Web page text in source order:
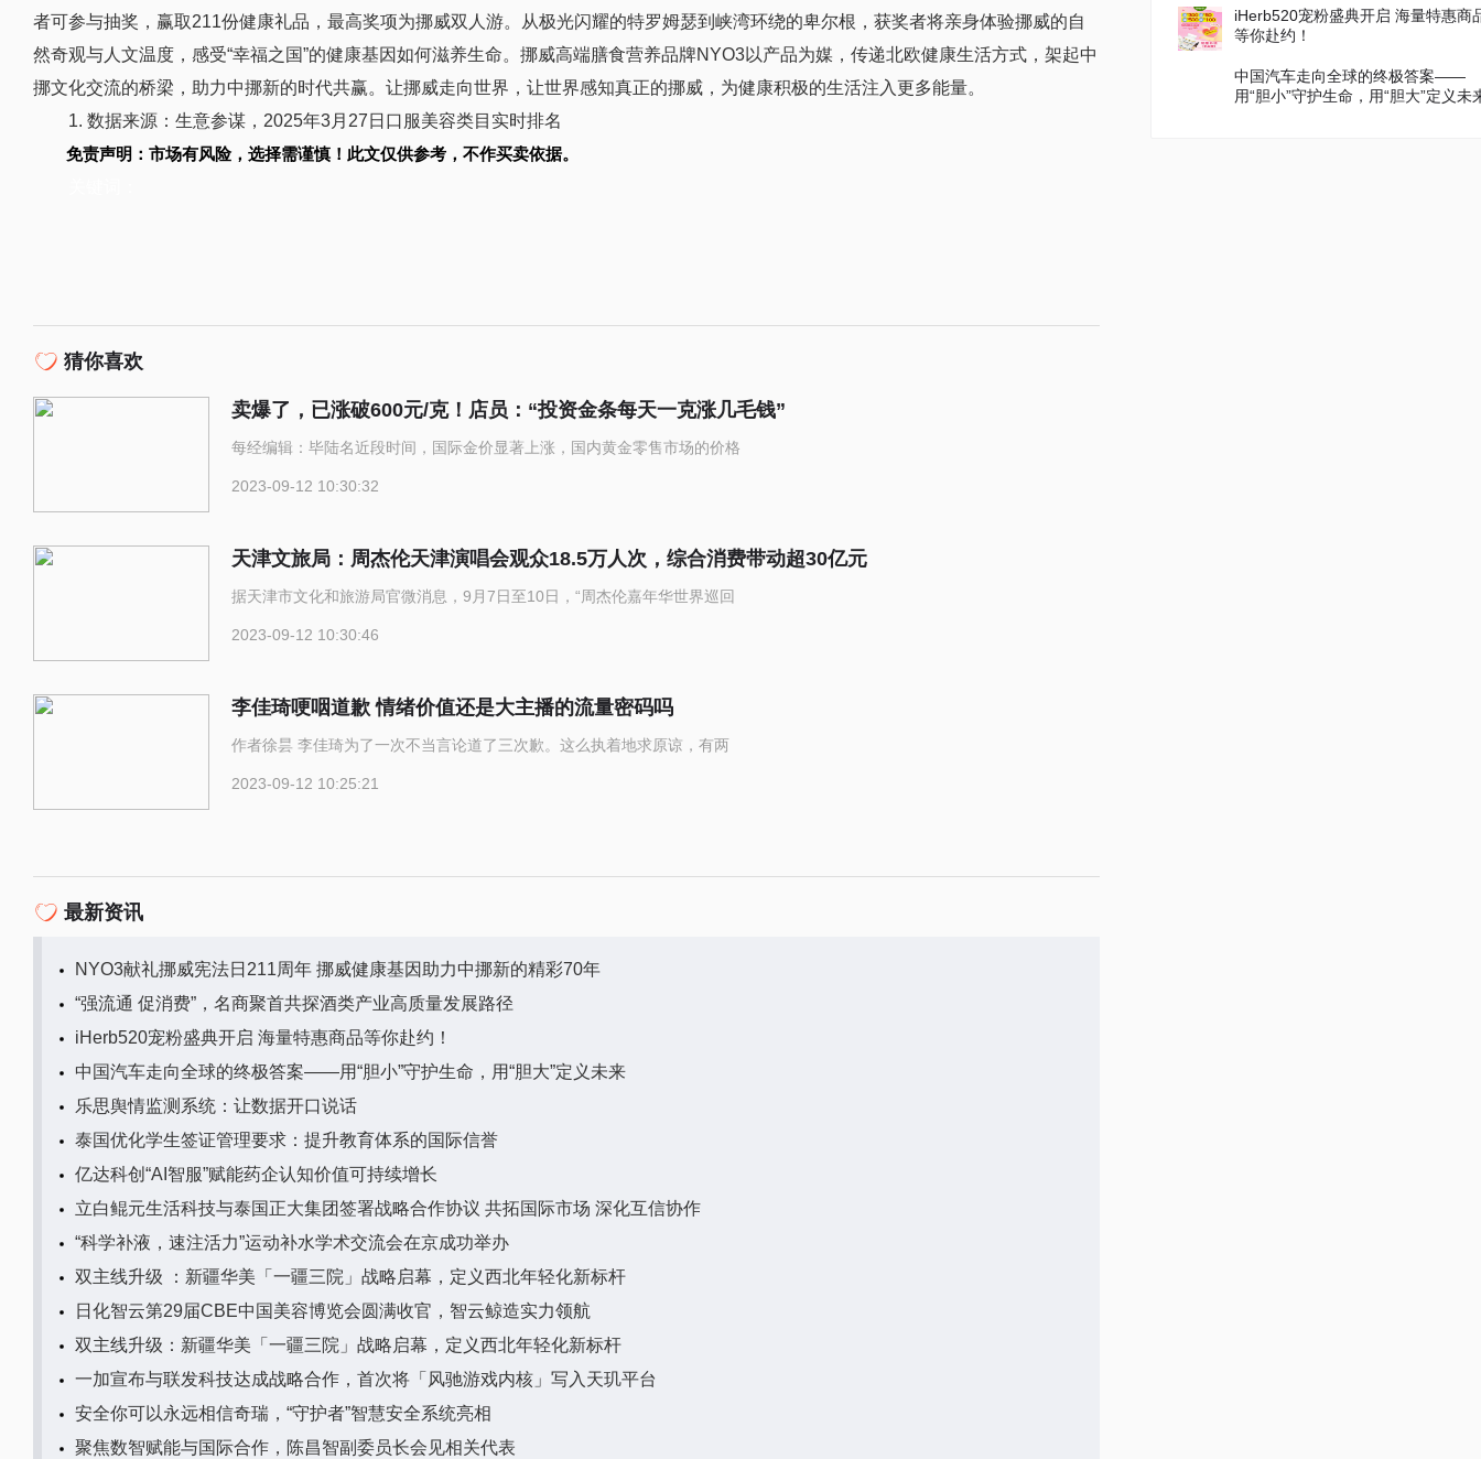
者可参与抽奖，赢取211份健康礼品，最高奖项为挪威双人游。从极光闪耀的特罗姆瑟到峡湾环绕的卑尔根，获奖者将亲身体验挪威的自
然奇观与人文温度，感受“幸福之国”的健康基因如何滋养生命。挪威高端膳食营养品牌NYO3以产品为媒，传递北欧健康生活方式，架起中
挪文化交流的桥梁，助力中挪新的时代共赢。让挪威走向世界，让世界感知真正的挪威，为健康积极的生活注入更多能量。
1. 数据来源：生意参谋，2025年3月27日口服美容类目实时排名
免责声明：市场有风险，选择需谨慎！此文仅供参考，不作买卖依据。
猜你喜欢
卖爆了，已涨破600元/克！店员：“投资金条每天一克涨几毛钱”
每经编辑：毕陆名近段时间，国际金价显著上涨，国内黄金零售市场的价格
2023-09-12 10:30:32
天津文旅局：周杰伦天津演唱会观众18.5万人次，综合消费带动超30亿元
据天津市文化和旅游局官微消息，9月7日至10日，“周杰伦嘉年华世界巡回
2023-09-12 10:30:46
李佳琦哽咽道歉 情绪价值还是大主播的流量密码吗
作者徐昙 李佳琦为了一次不当言论道了三次歉。这么执着地求原谅，有两
2023-09-12 10:25:21
最新资讯
NYO3献礼挪威宪法日211周年 挪威健康基因助力中挪新的精彩70年
“强流通 促消费”，名商聚首共探酒类产业高质量发展路径
iHerb520宠粉盛典开启 海量特惠商品等你赴约！
中国汽车走向全球的终极答案——用“胆小”守护生命，用“胆大”定义未来
乐思舆情监测系统：让数据开口说话
泰国优化学生签证管理要求：提升教育体系的国际信誉
亿达科创“AI智服”赋能药企认知价值可持续增长
立白鲲元生活科技与泰国正大集团签署战略合作协议 共拓国际市场 深化互信协作
“科学补液，速注活力”运动补水学术交流会在京成功举办
双主线升级 ：新疆华美「一疆三院」战略启幕，定义西北年轻化新标杆
日化智云第29届CBE中国美容博览会圆满收官，智云鲸造实力领航
双主线升级：新疆华美「一疆三院」战略启幕，定义西北年轻化新标杆
一加宣布与联发科技达成战略合作，首次将「风驰游戏内核」写入天玑平台
安全你可以永远相信奇瑞，“守护者”智慧安全系统亮相
聚焦数智赋能与国际合作，陈昌智副委员长会见相关代表
iHerb520宠粉盛典开启 海量特惠商
等你赴约！
中国汽车走向全球的终极答案——
用“胆小”守护生命，用“胆大”定义未